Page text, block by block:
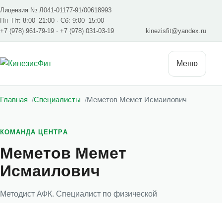
Лицензия № Л041-01177-91/00618993
Пн–Пт: 8:00–21:00 · Сб: 9:00–15:00
+7 (978) 961-79-19 · +7 (978) 031-03-19 kinezisfit@yandex.ru
Меню
Главная Специалисты Меметов Мемет Исмаилович
КОМАНДА ЦЕНТРА
Меметов Мемет
Исмаилович
Методист АФК. Специалист по физической